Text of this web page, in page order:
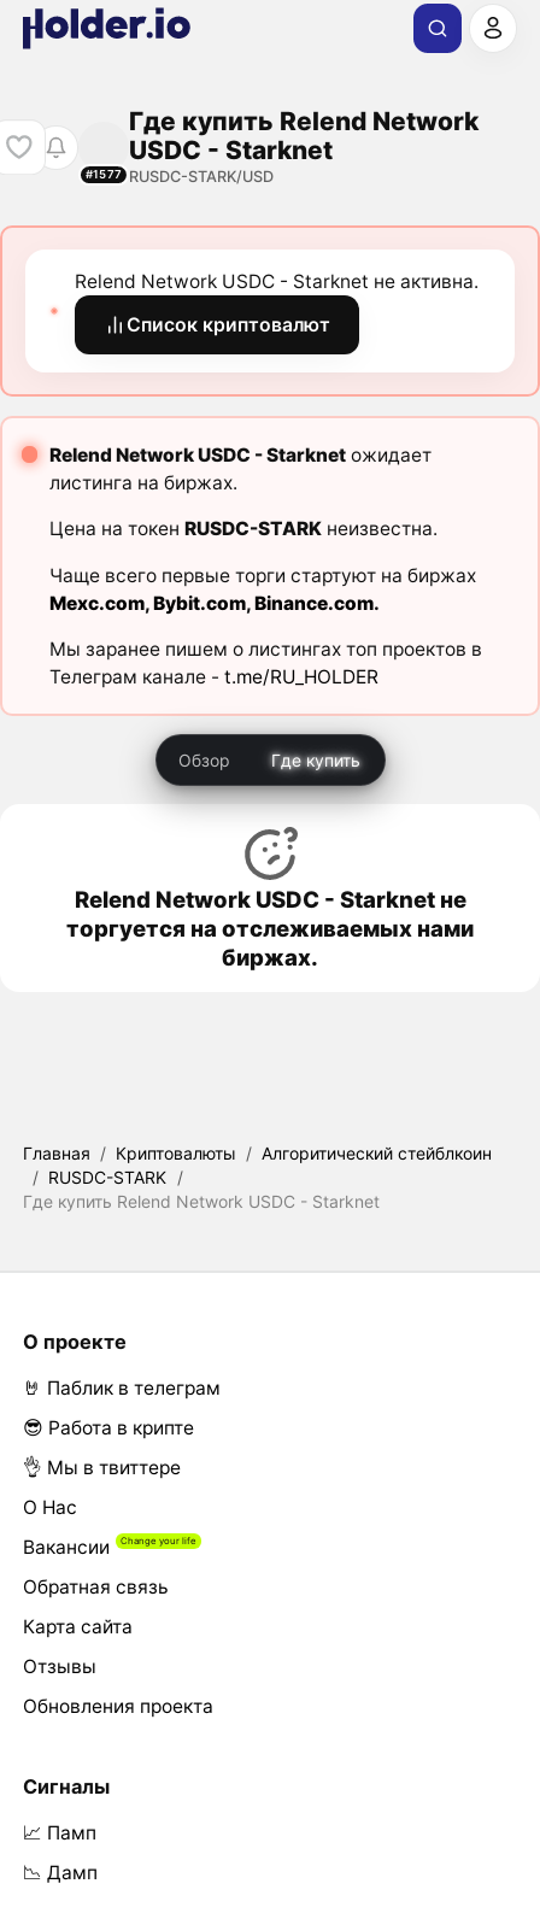
#1577
Где купить Relend Network
USDC - Starknet
RUSDC-STARK/USD
Relend Network USDC - Starknet не активна.
Список криптовалют
Relend Network USDC - Starknetожидает
листинга на биржах.
Цена на токен RUSDC-STARKнеизвестна.
Чаще всего первые торги стартуют на биржах
Mexc.com,Bybit.com,Binance.com.
Мы заранее пишем о листингах топ проектов в
Телеграм канале - t.me/RU_HOLDER
Обзор Где купить
Relend Network USDC - Starknet не
торгуется на отслеживаемых нами
биржах.
Главная / Криптовалюты / Алгоритический стейблкоин
/ RUSDC-STARK /
Где купить Relend Network USDC - Starknet
О проекте
🤘 Паблик в телеграм
😎 Работа в крипте
👌 Мы в твиттере
О Нас
Вакансии
Обратная связь
Карта сайта
Отзывы
Обновления проекта
Сигналы
📈 Памп
📉 Дамп